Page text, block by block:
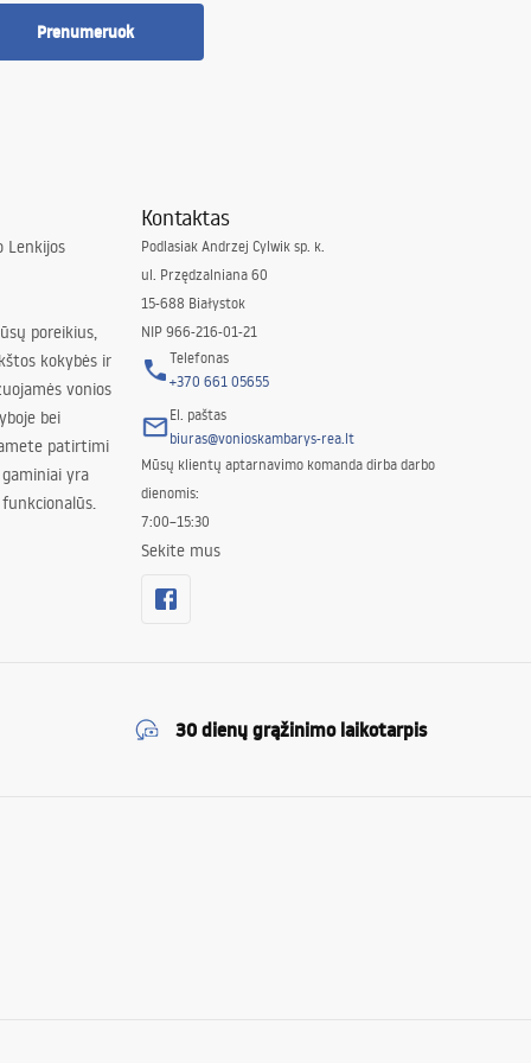
Prenumeruok
Lenkijos
poreikius,
kokybės ir
vonios
bei
patirtimi
yra
Kontaktas
Podlasiak Andrzej Cylwik sp. k.
ul. Przędzalniana 60
15-688 Białystok
NIP 966-216-01-21
Telefonas
+370 661 05655
El. paštas
biuras@vonioskambarys-rea.lt
Mūsų klientų aptarnavimo komanda dirba darbo
dienomis:
7:00–15:30
Sekite mus
30 dienų grąžinimo laikotarpis